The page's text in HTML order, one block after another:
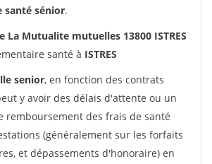
santé sénior.
La Mutualite mutuelles 13800 ISTRES
santé à ISTRES
senior, en fonction des contrats
y avoir des délais d'attente ou un
remboursement des frais de santé
(généralement sur les forfaits
et dépassements d'honoraire) en